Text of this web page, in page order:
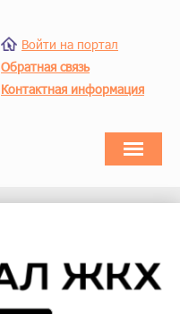
Войти на портал
Обратная связь
Контактная информация